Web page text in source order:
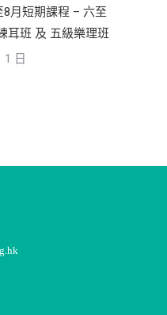
8月短期課程 – 六至
耳班 及 五級樂理班
1 日